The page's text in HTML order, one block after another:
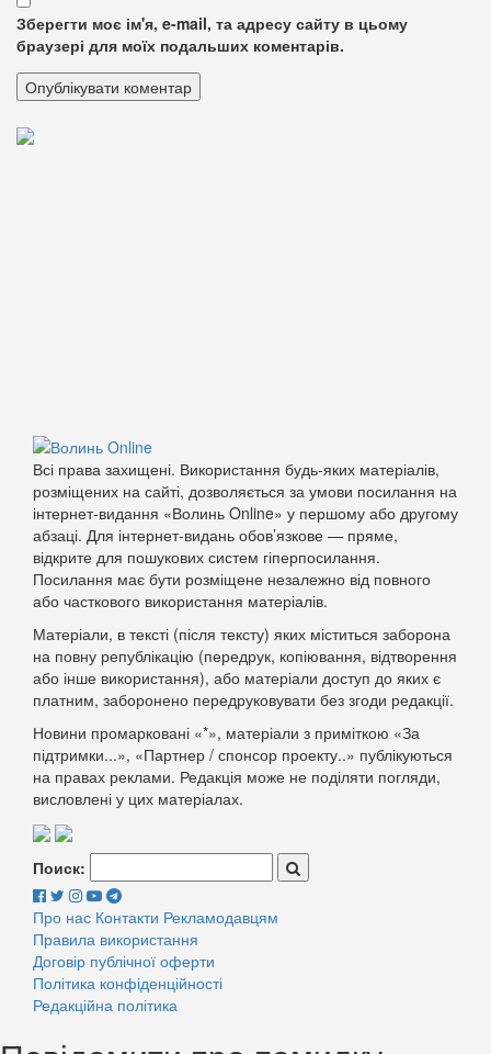
Зберегти моє ім'я, e-mail, та адресу сайту в цьому
браузері для моїх подальших коментарів.
Всі права захищені. Використання будь-яких матеріалів,
розміщених на сайті, дозволяється за умови посилання на
інтернет-видання «Волинь Online» у першому або другому
абзаці. Для інтернет-видань обов’язкове — пряме,
відкрите для пошукових систем гіперпосилання.
Посилання має бути розміщене незалежно від повного
або часткового використання матеріалів.
Матеріали, в тексті (після тексту) яких міститься заборона
на повну републікацію (передрук, копіювання, відтворення
або інше використання), або матеріали доступ до яких є
платним, заборонено передруковувати без згоди редакції.
Новини промарковані «*», матеріали з приміткою «За
підтримки...», «Партнер / спонсор проекту..» публікуються
на правах реклами. Редакція може не поділяти погляди,
висловлені у цих матеріалах.
Поиск:
Про нас Контакти Рекламодавцям
Правила використання
Договір публічної оферти
Політика конфіденційності
Редакційна політика